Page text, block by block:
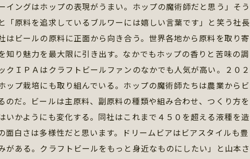
イングはホップの表現がうまい。ホップの魔術師だと思う」そう
「原料を追求しているブルワーには嬉しい言葉です」と笑う社長
はビールの原料に正面から向き合う。世界各地から原料を取り寄
知り魅力を最大限に引き出す。なかでもホップの香りと苦味の調
クＩＰＡはクラフトビールファンのなかでも人気が高い。２０２
ップ栽培にも取り組んでいる。ホップの魔術師たちは農業からビ
のだ。ビールは主原料、副原料の種類や組み合わせ、つくり方を
いかようにも変化する。同社はこれまで４５０を超える液種を造
面白さは多様性だと思います。ドリームビアはビアスタイルも豊
がある。クラフトビールをもっと身近なものにしたい」と山本さ